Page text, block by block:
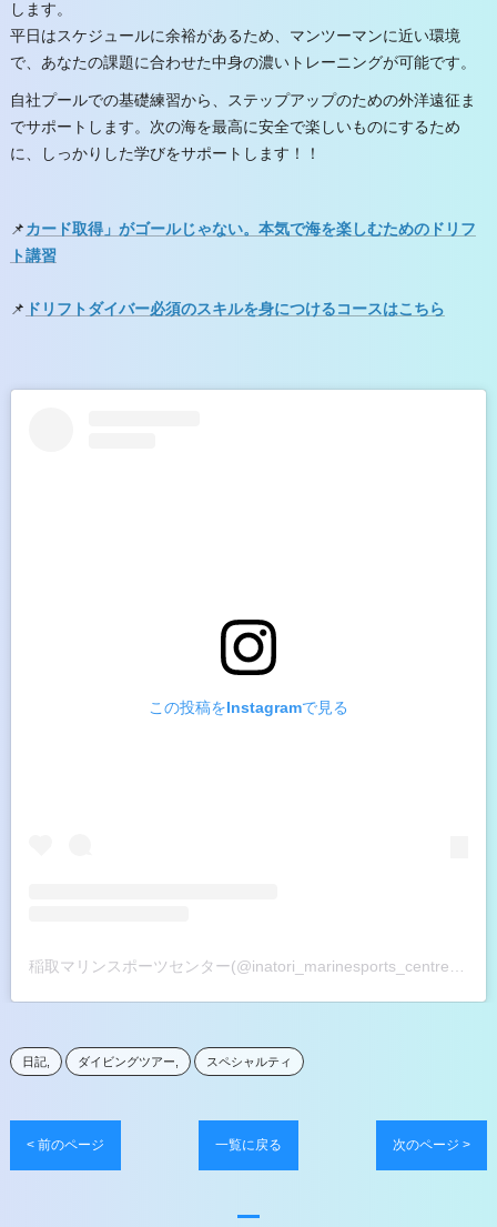
します。
平日はスケジュールに余裕があるため、マンツーマンに近い環境
で、あなたの課題に合わせた中身の濃いトレーニングが可能です。
自社プールでの基礎練習から、ステップアップのための外洋遠征ま
でサポートします。次の海を最高に安全で楽しいものにするため
に、しっかりした学びをサポートします！！
📌 カード取得」がゴールじゃない。本気で海を楽しむためのドリフ
ト講習
📌 ドリフトダイバー必須のスキルを身につけるコースはこちら
この投稿をInstagramで見る
日記 ダイビングツアー スペシャルティ
< 前のページ 一覧に戻る 次のページ >